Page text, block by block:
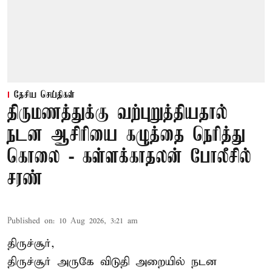
தேசிய செய்திகள்
திருமணத்துக்கு வற்புறுத்தியதால்
நடன ஆசிரியை கழுத்தை நெரித்து
கொலை - கள்ளக்காதலன் போலீசில்
சரண்
Published on: 10 Aug 2026, 3:21 am
திருச்சூர்,
திருச்சூர் அருகே விடுதி அறையில் நடன